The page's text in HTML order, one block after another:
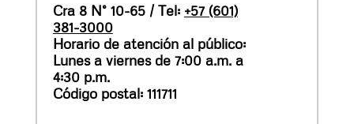
Cra 8 N° 10-65 / Tel: +57 (601)
381-3000
Horario de atención al público:
Lunes a viernes de 7:00 a.m. a
4:30 p.m.
Código postal: 111711